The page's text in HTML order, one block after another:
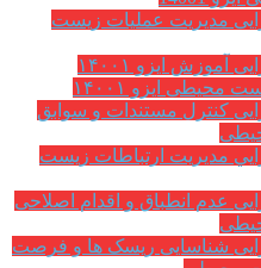
مدیریت عملیات زیست
آموزش ایزو ۱۴۰۰۱
محیطی ایزو ۱۴۰۰۱
کنترل مستندات و سوابق
مدیریت ارتباطات زیست
عدم انطباق و اقدام اصلاحی
شناسایی ریسک ها و فرصت